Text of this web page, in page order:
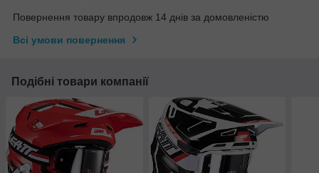
Повернення товару впродовж 14 днів за домовленістю
Всі умови повернення
Подібні товари компанії